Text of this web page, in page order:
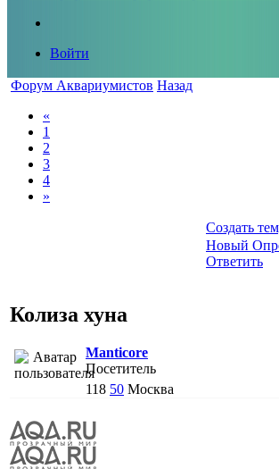
Войти
Форум Аквариумистов Назад
«
1
2
3
4
»
Создать
Новый
Ответить
Колиза хуна
Manticore
Посетитель
118 50 Москва